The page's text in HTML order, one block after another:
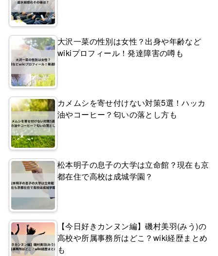
大沢一菜の性別は女性？出身や年齢など
wikiプロフィール！発達障害の噂も
カメムシを寄せ付けない対策5選！ハッカ
油やコーヒー？匂いの落とし方も
松本明子の息子の大学は立命館？現在も京
都在住で高校は成城学園？
【今日好きカンヌン編】磯村美羽(みう)の
高校や所属事務所はどこ？wiki経歴まとめ
も